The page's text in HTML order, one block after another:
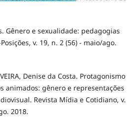
Gênero e sexualidade: pedagogias
v. 19, n. 2 (56) - maio/ago.
Denise da Costa. Protagonismo
animados: gênero e representações
Revista Mídia e Cotidiano, v.
2018.